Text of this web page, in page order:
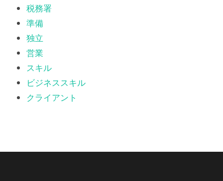
税務署
準備
独立
営業
スキル
ビジネススキル
クライアント